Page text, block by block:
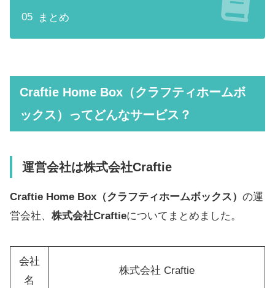
まとめ
Craftie Home Box（クラフティホームボ
ックス）ってどんなサービス？
運営会社は株式会社Craftie
Craftie Home Box（クラフティホームボックス） の運
営会社、 株式会社Craftieについてまとめました。
会社
名
株式会社 Craftie